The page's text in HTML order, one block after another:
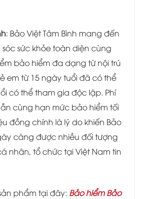
: Bảo Việt Tâm Bình mang đến
sức khỏe toàn diện cùng
bảo hiểm đa dạng từ nội trú
em từ 15 ngày tuổi đã có thể
có thể tham gia độc lập. Phí
cùng hạn mức bảo hiểm tối
đồng chính là lý do khiến Bảo
càng được nhiều đối tượng
nhân, tổ chức tại Việt Nam tin
phẩm tại đây: Bảo hiểm Bảo